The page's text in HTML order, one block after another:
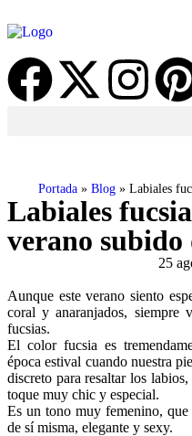
Portada » Blog » Labiales
Labiales
verano subido
25
Aunque este verano siento
coral y anaranjados, siempre
fucsias.
El color fucsia es
época estival cuando nuestra
discreto para resaltar los
toque muy chic y especial.
Es un tono muy femenino,
de sí misma, elegante y sexy.